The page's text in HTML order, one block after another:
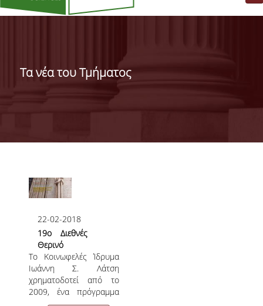
ΤΟ TΜΗΜΑ
ΔΙΟΙΚΗΣΗ ΤΟΥ ΤΜΗΜΑΤΟΣ
ΓΙΑ ΜΑΘΗΤΕΣ Γ' ΛΥΚΕΙΟΥ
ΕΙΔΙΚΟ ΠΡΟΣΩΠΙΚΟ
ΑΚΑΔΗΜΑΪΚΟΙ ΥΠΟΤΡΟΦΟΙ
ΕΝΤΕΤΑΛΜΕΝΟΙ ΔΙΔΑΣΚΟΝΤΕΣ
Τα νέα του Τμήματος
22-02-2018
19ο Διεθνές
Θερινό
Σχολείο
Πανεπιστημίου
Trento
Το Κοινωφελές Ίδρυμα
Ιωάννη Σ. Λάτση
χρηματοδοτεί από το
2009, ένα πρόγραμμα
ετήσιων Διεθνών
Σελίδες